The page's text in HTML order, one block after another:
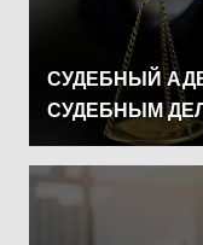
СУДЕБНЫЙ
СУДЕБНЫМ